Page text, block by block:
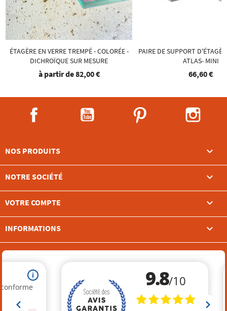
ÉTAGÈRE EN VERRE TREMPÉ - COLORÉE -
DICHROÏQUE SUR MESURE
à partir de82,00 €
PAIRE DE SUPPORT
ATLAS- MINI
66,60 €
NOS PRODUITS 
NOTRE SOCIÉTÉ 
VOTRE COMPTE 
INFORMATIONS keyboard_arrow_down